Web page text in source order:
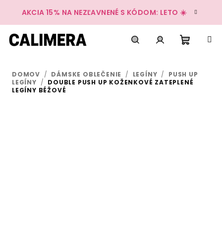
obsah
AKCIA 15% NA NEZĽAVNENÉ S KÓDOM: LETO ☀️
košík
DOMOV / DÁMSKE OBLEČENIE / LEGÍNY /
PUSH UP
LEGÍNY / DOUBLE PUSH UP KOŽENKOVÉ ZATEPLENÉ
LEGÍNY BÉŽOVÉ